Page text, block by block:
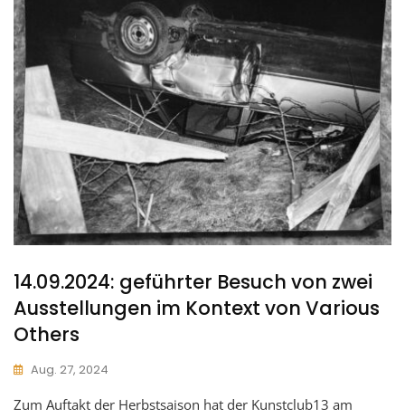
14.09.2024: geführter Besuch von zwei
Ausstellungen im Kontext von Various
Others
Aug. 27, 2024
Zum Auftakt der Herbstsaison hat der Kunstclub13 am